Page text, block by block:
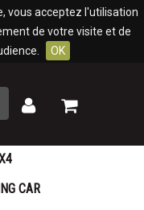
vous acceptez l'utilisation
de votre visite et de
OK
Rechercher
Mon
Mon
CAR